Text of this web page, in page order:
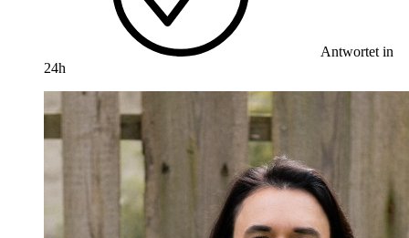
Antwortet in
24h